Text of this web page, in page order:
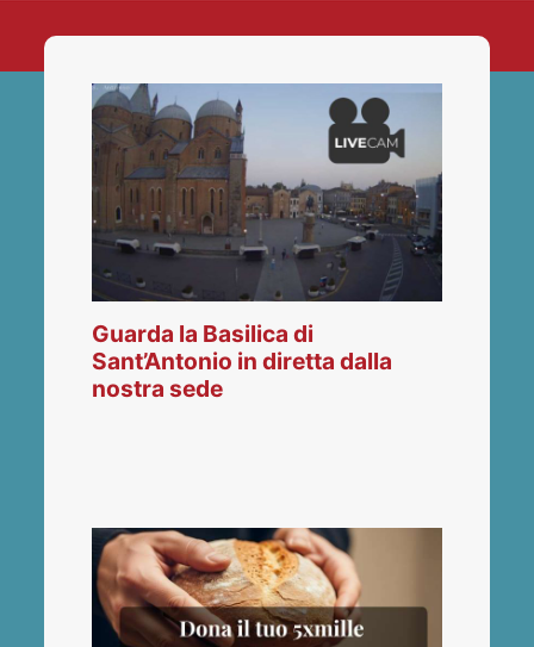
Guarda la Basilica di
Sant’Antonio in diretta dalla
nostra sede